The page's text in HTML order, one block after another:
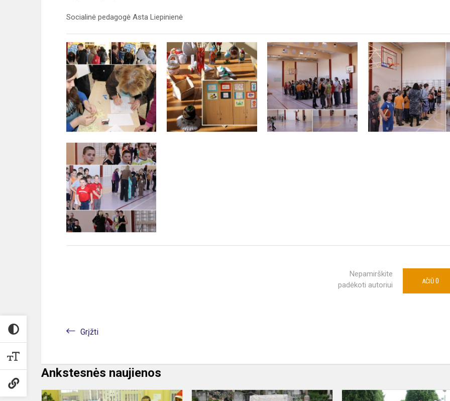
Socialinė pedagogė Asta Liepinienė
Nepamirškite
padėkoti autoriui
AČIŪ 0
Grįžti
Ankstesnės naujienos
Kartu
Kartu